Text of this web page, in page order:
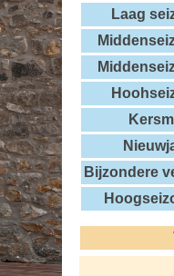
Laag
Bijzondere